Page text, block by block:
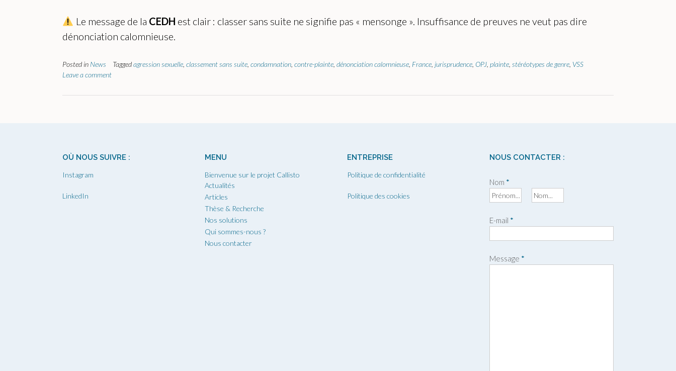
Le message de la CEDH est clair : classer sans suite ne signifie pas « mensonge ». Insuffisance de preuves ne veut pas dire
dénonciation calomnieuse.
Posted in News Taggedagression sexuelle classement sans suite condamnation contre-plainte dénonciation calomnieuse France jurisprudence OPJ plainte stéréotypes de genre VSS
Leave a comment
OÙ NOUS SUIVRE :
Instagram
LinkedIn
MENU
Bienvenue sur le projet Callisto
Actualités
Articles
Thèse & Recherche
Nos solutions
Qui sommes-nous ?
Nous contacter
ENTREPRISE
Politique de confidentialité
Politique des cookies
NOUS CONTACTER :
Nom *
é
o
E-mail *
Message *